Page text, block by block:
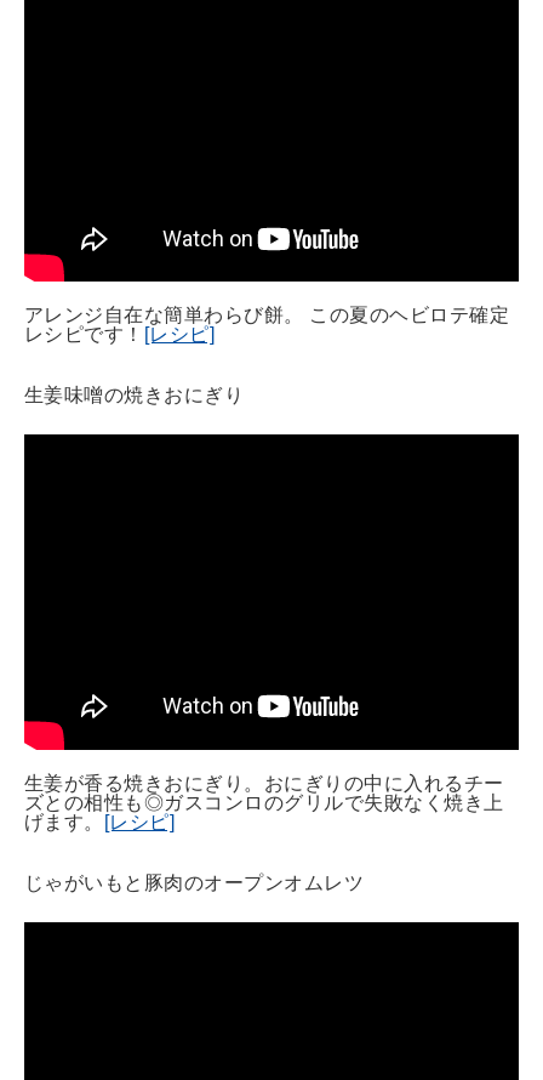
アレンジ自在な簡単わらび餅。 この夏のヘビロテ確定
レシピです！ [レシピ]
生姜味噌の焼きおにぎり
生姜が香る焼きおにぎり。おにぎりの中に入れるチー
ズとの相性も◎ガスコンロのグリルで失敗なく焼き上
げます。
[レシピ]
じゃがいもと豚肉のオープンオムレツ